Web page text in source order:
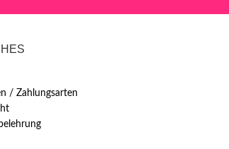
/ Zahlungsarten